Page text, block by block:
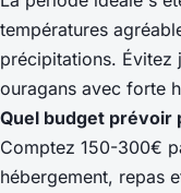
températures
précipitations. Évitez
ouragans avec forte
Quel budget prévoir
Comptez 150-300€
hébergement, repas